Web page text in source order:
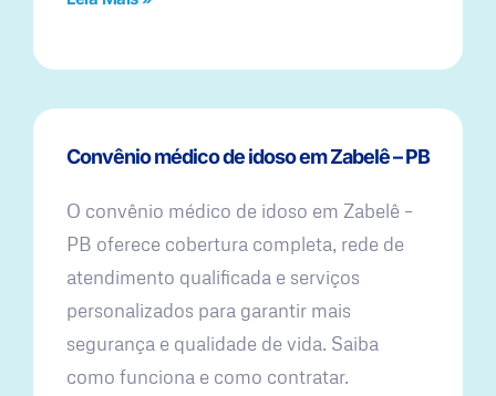
Convênio médico de idoso em Zabelê – PB
O convênio médico de idoso em Zabelê –
PB oferece cobertura completa, rede de
atendimento qualificada e serviços
personalizados para garantir mais
segurança e qualidade de vida. Saiba
como funciona e como contratar.